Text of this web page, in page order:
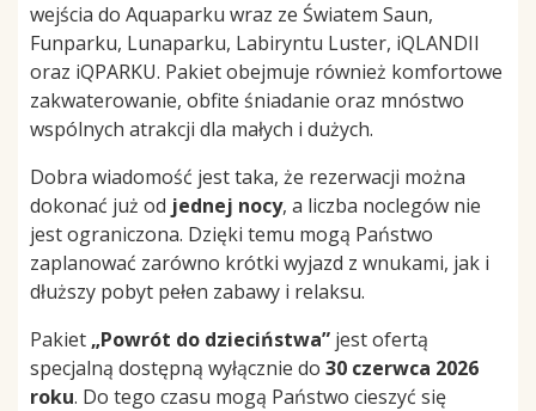
wejścia do Aquaparku wraz ze Światem Saun,
Funparku, Lunaparku, Labiryntu Luster, iQLANDII
oraz iQPARKU. Pakiet obejmuje również komfortowe
zakwaterowanie, obfite śniadanie oraz mnóstwo
wspólnych atrakcji dla małych i dużych.
Dobra wiadomość jest taka, że rezerwacji można
dokonać już od jednej nocy, a liczba noclegów nie
jest ograniczona. Dzięki temu mogą Państwo
zaplanować zarówno krótki wyjazd z wnukami, jak i
dłuższy pobyt pełen zabawy i relaksu.
Pakiet „Powrót do dzieciństwa” jest ofertą
specjalną dostępną wyłącznie do 30 czerwca 2026
roku. Do tego czasu mogą Państwo cieszyć się